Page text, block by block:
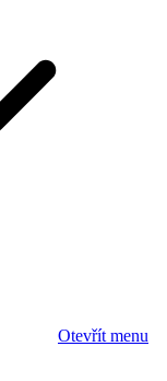
Otevřít menu